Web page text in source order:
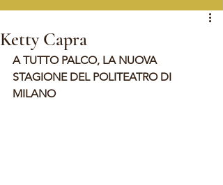
Ketty Capra
A TUTTO PALCO, LA NUOVA
STAGIONE DEL POLITEATRO DI
MILANO